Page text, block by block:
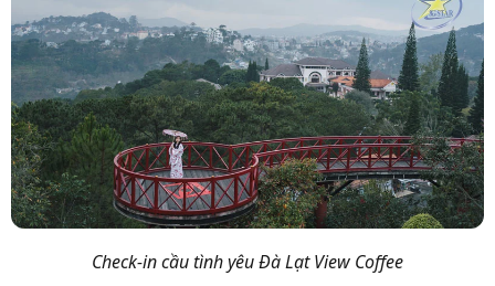
Check-in cầu tình yêu Đà Lạt View Coffee